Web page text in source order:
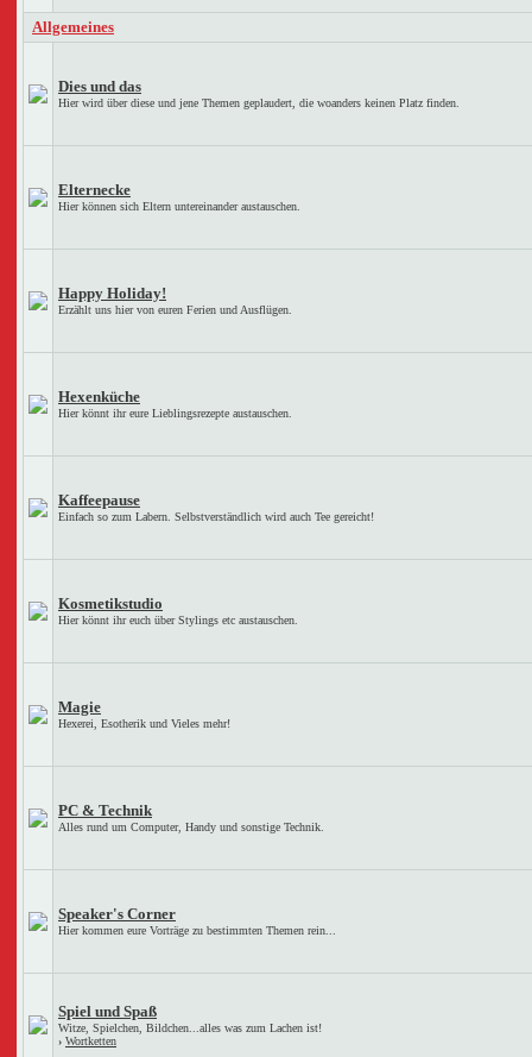
Allgemeines
Dies und das
Hier wird über diese und jene Themen geplaudert, die woanders keinen Platz finden.
Elternecke
Hier können sich Eltern untereinander austauschen.
Happy Holiday!
Erzählt uns hier von euren Ferien und Ausflügen.
Hexenküche
Hier könnt ihr eure Lieblingsrezepte austauschen.
Kaffeepause
Einfach so zum Labern. Selbstverständlich wird auch Tee gereicht!
Kosmetikstudio
Hier könnt ihr euch über Stylings etc austauschen.
Magie
Hexerei, Esotherik und Vieles mehr!
PC & Technik
Alles rund um Computer, Handy und sonstige Technik.
Speaker's Corner
Hier kommen eure Vorträge zu bestimmten Themen rein...
Spiel und Spaß
Witze, Spielchen, Bildchen...alles was zum Lachen ist!
› Wortketten